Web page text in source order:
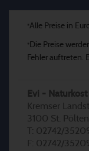
* Alle Preise in
* Die Preise
Fehler auftreten.
Evi -
Kremser
3100 St. Pölten
T: 02742/
F: 02742/